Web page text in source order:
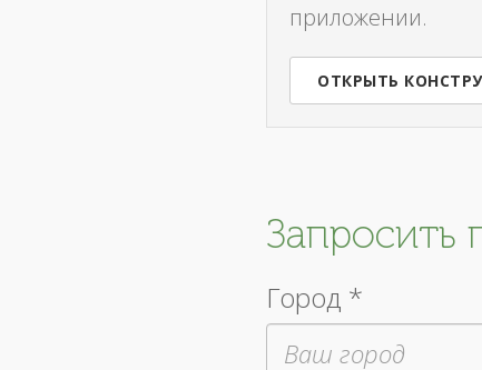
приложении.
ОТКРЫТЬ
Город *